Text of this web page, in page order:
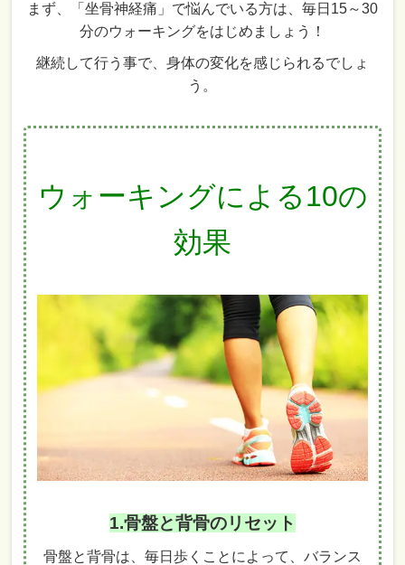
まず、「坐骨神経痛」で悩んでいる方は、毎日15～30
分のウォーキングをはじめましょう！
継続して行う事で、身体の変化を感じられるでしょ
う。
ウォーキングによる10の
効果
1.骨盤と背骨のリセット
骨盤と背骨は、毎日歩くことによって、バランス